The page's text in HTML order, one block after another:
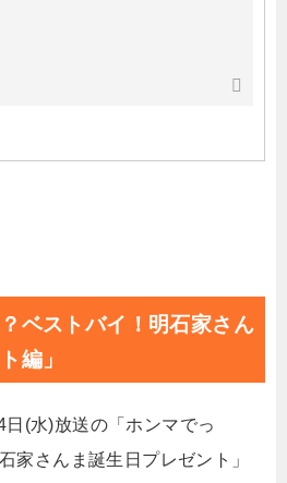
ベストバイ！明石家さん
編」
(水)放送の「ホンマでっ
家さんま誕生日プレゼント」